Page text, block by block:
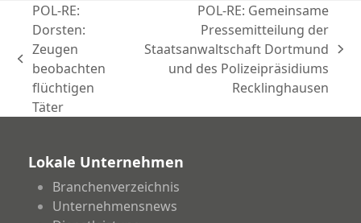
vorheriger
Beitrag:
POL-RE:
Dorsten:
Zeugen
beobachten
flüchtigen
Täter
Nächster
Beitrag:
POL-RE: Gemeinsame
Pressemitteilung der
Staatsanwaltschaft Dortmund
und des Polizeipräsidiums
Recklinghausen
Lokale Unternehmen
Branchenverzeichnis
Unternehmensnews